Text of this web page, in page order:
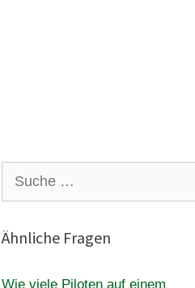
nach:
Ähnliche Fragen
Wie viele Piloten auf einem